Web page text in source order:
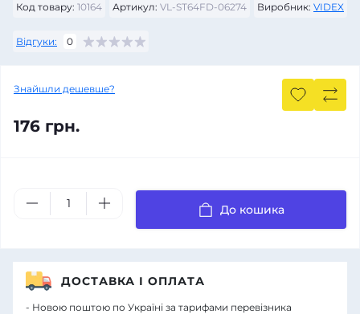
Код товару: 10164 Артикул: VL-ST64FD-06274 Виробник: VIDEX
Відгуки: 0
Знайшли дешевше?
176 грн.
До кошика
ДОСТАВКА І ОПЛАТА
- Новою поштою по Україні за тарифами перевізника